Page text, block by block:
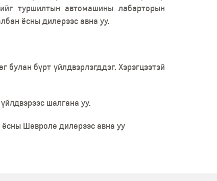
туршилтын автомашины лабарторын
ёсны дилерээс авна уу.
бүрт үйлдвэрлэгддэг. Хэрэгцээтэй
шалгана уу.
Шевроле дилерээс авна уу